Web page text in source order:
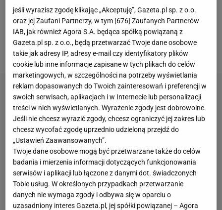
porażki 2:4 z Benficą, zespół wicemistrza Polski
pokazał się z dobrej strony, a kibice oglądali niezłe
widowisko. Rangers FC w pierwszej kolejce wygrało
na wyjeździe z belgijskim Standard Liege 2:0.
jeśli wyrazisz zgodę klikając „Akceptuję”, Gazeta.pl sp. z o.o.
oraz jej Zaufani Partnerzy, w tym [676] Zaufanych Partnerów
IAB, jak również Agora S.A. będąca spółką powiązaną z
Gazeta.pl sp. z o.o., będą przetwarzać Twoje dane osobowe
takie jak adresy IP, adresy e-mail czy identyfikatory plików
cookie lub inne informacje zapisane w tych plikach do celów
marketingowych, w szczególności na potrzeby wyświetlania
reklam dopasowanych do Twoich zainteresowań i preferencji w
swoich serwisach, aplikacjach i w Internecie lub personalizacji
treści w nich wyświetlanych. Wyrażenie zgody jest dobrowolne.
Jeśli nie chcesz wyrazić zgody, chcesz ograniczyć jej zakres lub
chcesz wycofać zgodę uprzednio udzieloną przejdź do
„Ustawień Zaawansowanych”.
Twoje dane osobowe mogą być przetwarzane także do celów
badania i mierzenia informacji dotyczących funkcjonowania
serwisów i aplikacji lub łączone z danymi dot. świadczonych
Tobie usług. W określonych przypadkach przetwarzanie
danych nie wymaga zgody i odbywa się w oparciu o
uzasadniony interes Gazeta.pl, jej spółki powiązanej – Agora